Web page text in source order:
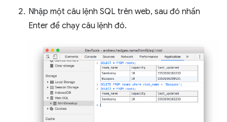
Nhập một câu lệnh SQL trên web, sau đó nhấn
Enter để chạy câu lệnh đó.